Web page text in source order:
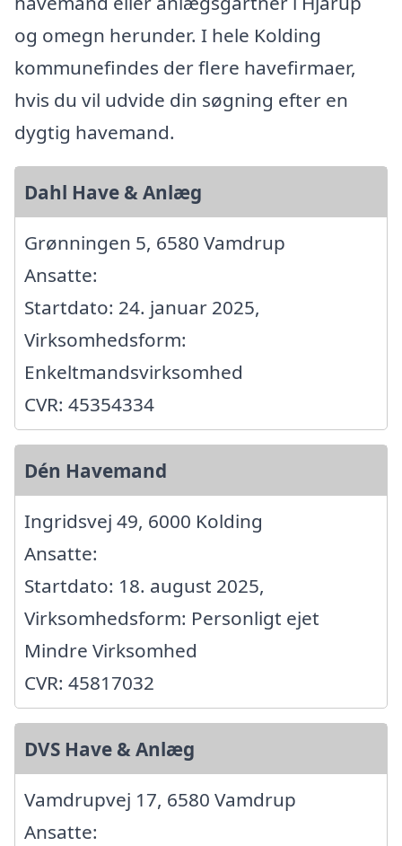
og omegn herunder. I hele Kolding
kommunefindes der flere havefirmaer,
hvis du vil udvide din søgning efter en
dygtig havemand.
Dahl Have & Anlæg
Grønningen 5, 6580 Vamdrup
Ansatte:
Startdato: 24. januar 2025,
Virksomhedsform:
Enkeltmandsvirksomhed
CVR: 45354334
Dén Havemand
Ingridsvej 49, 6000 Kolding
Ansatte:
Startdato: 18. august 2025,
Virksomhedsform: Personligt ejet
Mindre Virksomhed
CVR: 45817032
DVS Have & Anlæg
Vamdrupvej 17, 6580 Vamdrup
Ansatte: